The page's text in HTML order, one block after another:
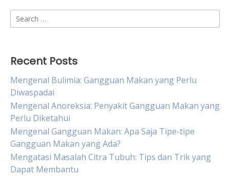
Search
for:
Recent Posts
Mengenal Bulimia: Gangguan Makan yang Perlu
Diwaspadai
Mengenal Anoreksia: Penyakit Gangguan Makan yang
Perlu Diketahui
Mengenal Gangguan Makan: Apa Saja Tipe-tipe
Gangguan Makan yang Ada?
Mengatasi Masalah Citra Tubuh: Tips dan Trik yang
Dapat Membantu